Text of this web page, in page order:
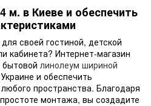
м. в Киеве и обеспечить
своей гостиной, детской
кабинета? Интернет-магазин
бытовой линолеум шириной
и обеспечить
пространства. Благодаря
монтажа, вы создадите